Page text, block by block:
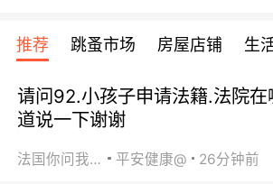
天！巴黎上下！
包拼房~
宾馆 108欧/天起
推荐 跳蚤市场 房屋店铺 生
请问92.小孩子申请法籍.法院在
道说一下谢谢
法国你问我答 平安健康@ 26分钟前